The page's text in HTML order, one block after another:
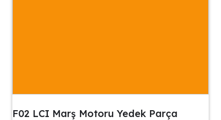
F02 LCI Marş Motoru Yedek Parça